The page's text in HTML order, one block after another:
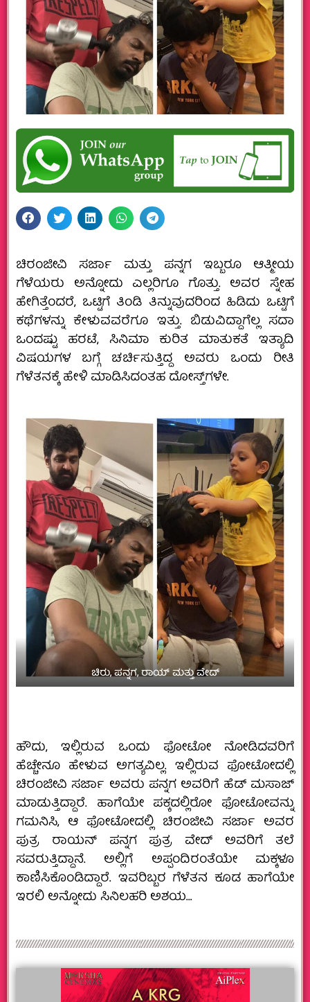
ಚಿರಂಜೀವಿ ಸರ್ಜಾ ಮತ್ತು ಪನ್ನಗ ಇಬ್ಬರೂ ಆತ್ಮೀಯ
ಗೆಳೆಯರು ಅನ್ನೋದು ಎಲ್ಲರಿಗೂ ಗೊತ್ತು. ಅವರ ಸ್ನೇಹ
ಹೇಗಿತ್ತೆಂದರೆ, ಒಟ್ಟಿಗೆ ತಿಂಡಿ ತಿನ್ನುವುದರಿಂದ ಹಿಡಿದು ಒಟ್ಟಿಗೆ
ಕಥೆಗಳನ್ನು ಕೇಳುವವರೆಗೂ ಇತ್ತು. ಬಿಡುವಿದ್ದಾಗೆಲ್ಲ ಸದಾ
ಒಂದಷ್ಟು ಹರಟೆ, ಸಿನಿಮಾ ಕುರಿತ ಮಾತುಕತೆ ಇತ್ಯಾದಿ
ವಿಷಯಗಳ ಬಗ್ಗೆ ಚರ್ಚಿಸುತ್ತಿದ್ದ ಅವರು ಒಂದು ರೀತಿ
ಗೆಳೆತನಕ್ಕೆ ಹೇಳಿ ಮಾಡಿಸಿದಂತಹ ದೋಸ್ತ್‌ಗಳೇ.
ಚಿರು, ಪನ್ನಗ, ರಾಯ್‌ ಮತ್ತು ವೇದ್
ಹೌದು, ಇಲ್ಲಿರುವ ಒಂದು ಫೋಟೋ ನೋಡಿದವರಿಗೆ
ಹೆಚ್ಚೇನೂ ಹೇಳುವ ಅಗತ್ಯವಿಲ್ಲ. ಇಲ್ಲಿರುವ ಫೋಟೋದಲ್ಲಿ
ಚಿರಂಜೀವಿ ಸರ್ಜಾ ಅವರು ಪನ್ನಗ ಅವರಿಗೆ ಹೆಡ್‌ ಮಸಾಜ್‌
ಮಾಡುತ್ತಿದ್ದಾರೆ. ಹಾಗೆಯೇ ಪಕ್ಕದಲ್ಲಿರೋ ಫೋಟೋವನ್ನು
ಗಮನಿಸಿ, ಆ ಫೋಟೋದಲ್ಲಿ ಚಿರಂಜೀವಿ ಸರ್ಜಾ ಅವರ
ಪುತ್ರ ರಾಯನ್‌ ಪನ್ನಗ ಪುತ್ರ ವೇದ್‌ ಅವರಿಗೆ ತಲೆ
ಸವರುತ್ತಿದ್ದಾನೆ. ಅಲ್ಲಿಗೆ ಅಪ್ಪಂದಿರಂತೆಯೇ ಮಕ್ಕಳೂ
ಕಾಣಿಸಿಕೊಂಡಿದ್ದಾರೆ. ಇವರಿಬ್ಬರ ಗೆಳೆತನ ಕೂಡ ಹಾಗೆಯೇ
ಇರಲಿ ಅನ್ನೋದು ಸಿನಿಲಹರಿ ಅಶಯ…